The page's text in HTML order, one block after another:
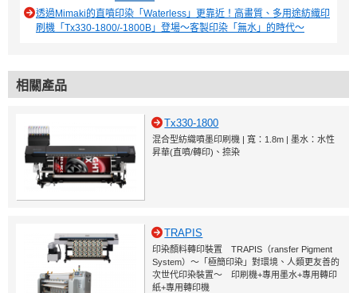
透過Mimaki的直噴印染「Waterless」更靠近！高畫質、多用途紡織印
刷機「Tx330-1800/-1800B」登場～客製印染「無水」的時代～
相關產品
Tx330-1800
混合型紡織噴墨印刷機 | 寬：1.8m | 墨水：水性
昇華(直噴/轉印)、捺染
TRAPIS
印染顏料轉印裝置 TRAPIS（ransfer Pigment
System）～「極簡印染」對環境、人類更友善的
次世代印染裝置～ 印刷機+專用墨水+專用轉印
紙+專用轉印機